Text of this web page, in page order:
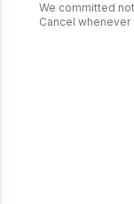
We committed
Cancel whenever